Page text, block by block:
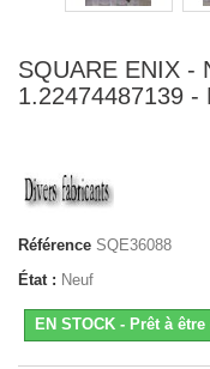
SQUARE ENIX -
1.22474487139 -
Référence SQE36088
État : Neuf
EN STOCK - Prêt à